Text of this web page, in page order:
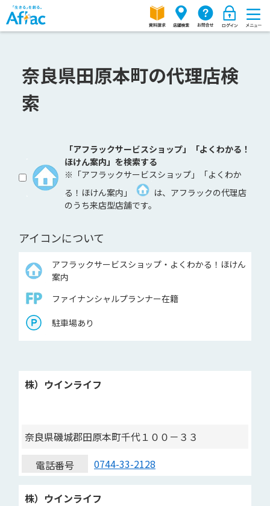
奈良県田原本町の代理店検
索
「アフラックサービスショップ」「よくわかる！
ほけん案内」を検索する
※「アフラックサービスショップ」「よくわか
る！ほけん案内」
は、アフラックの代理店
のうち来店型店舗です。
アイコンについて
アフラックサービスショップ・よくわかる！ほけん
案内
ファイナンシャルプランナー在籍
駐車場あり
株）ウインライフ
奈良県磯城郡田原本町千代１００－３３
電話番号
0744-33-2128
株）ウインライフ